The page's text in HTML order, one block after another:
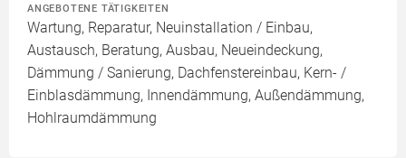
ANGEBOTENE TÄTIGKEITEN
Wartung, Reparatur, Neuinstallation / Einbau,
Austausch, Beratung, Ausbau, Neueindeckung,
Dämmung / Sanierung, Dachfenstereinbau, Kern- /
Einblasdämmung, Innendämmung, Außendämmung,
Hohlraumdämmung